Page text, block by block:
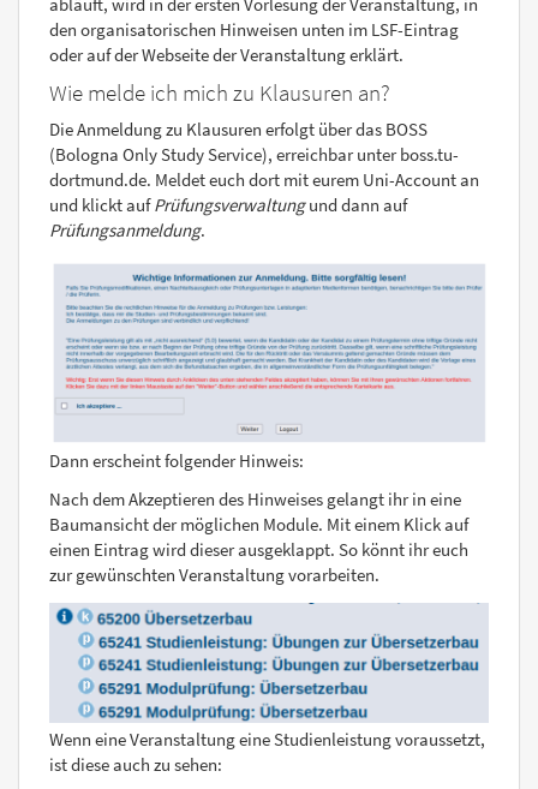
abläuft, wird in der ersten Vorlesung der Veranstaltung, in
den organisatorischen Hinweisen unten im LSF-Eintrag
oder auf der Webseite der Veranstaltung erklärt.
Wie melde ich mich zu Klausuren an?
Die Anmeldung zu Klausuren erfolgt über das BOSS
(Bologna Only Study Service), erreichbar unter boss.tu-
dortmund.de. Meldet euch dort mit eurem Uni-Account an
und klickt aufPrüfungsverwaltungund dann auf
Prüfungsanmeldung.
Dann erscheint folgender Hinweis:
Nach dem Akzeptieren des Hinweises gelangt ihr in eine
Baumansicht der möglichen Module. Mit einem Klick auf
einen Eintrag wird dieser ausgeklappt. So könnt ihr euch
zur gewünschten Veranstaltung vorarbeiten.
Wenn eine Veranstaltung eine Studienleistung voraussetzt,
ist diese auch zu sehen: